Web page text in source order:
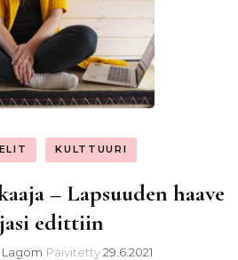
KULTTUURI
– Lapsuuden haave
edittiin
Lagom Päivitetty29.6.2021